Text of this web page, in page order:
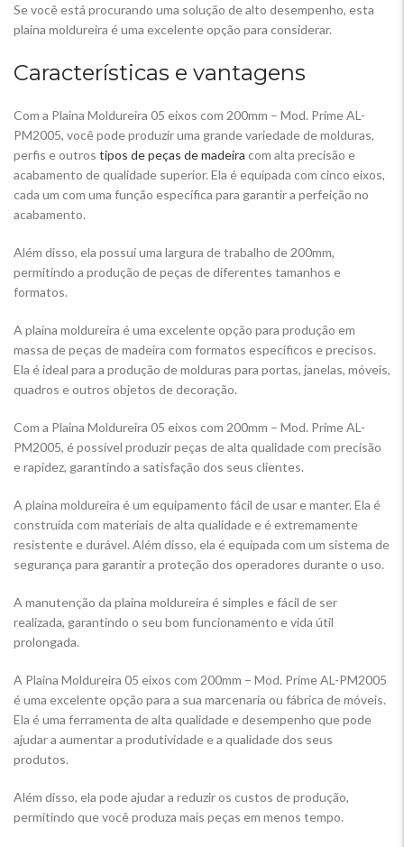
Se você está procurando uma solução de alto desempenho, esta
plaina moldureira é uma excelente opção para considerar.
Características e vantagens
Com a Plaina Moldureira 05 eixos com 200mm – Mod. Prime AL-
PM2005, você pode produzir uma grande variedade de molduras,
perfis e outros tipos de peças de madeira com alta precisão e
acabamento de qualidade superior. Ela é equipada com cinco eixos,
cada um com uma função específica para garantir a perfeição no
acabamento.
Além disso, ela possui uma largura de trabalho de 200mm,
permitindo a produção de peças de diferentes tamanhos e
formatos.
A plaina moldureira é uma excelente opção para produção em
massa de peças de madeira com formatos específicos e precisos.
Ela é ideal para a produção de molduras para portas, janelas, móveis,
quadros e outros objetos de decoração.
Com a Plaina Moldureira 05 eixos com 200mm – Mod. Prime AL-
PM2005, é possível produzir peças de alta qualidade com precisão
e rapidez, garantindo a satisfação dos seus clientes.
A plaina moldureira é um equipamento fácil de usar e manter. Ela é
construída com materiais de alta qualidade e é extremamente
resistente e durável. Além disso, ela é equipada com um sistema de
segurança para garantir a proteção dos operadores durante o uso.
A manutenção da plaina moldureira é simples e fácil de ser
realizada, garantindo o seu bom funcionamento e vida útil
prolongada.
A Plaina Moldureira 05 eixos com 200mm – Mod. Prime AL-PM2005
é uma excelente opção para a sua marcenaria ou fábrica de móveis.
Ela é uma ferramenta de alta qualidade e desempenho que pode
ajudar a aumentar a produtividade e a qualidade dos seus
produtos.
Além disso, ela pode ajudar a reduzir os custos de produção,
permitindo que você produza mais peças em menos tempo.